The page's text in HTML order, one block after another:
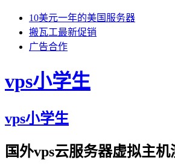
10美元一年的美国服务器
搬瓦工最新促销
广告合作
vps小学生
vps小学生
国外vps云服务器虚拟主